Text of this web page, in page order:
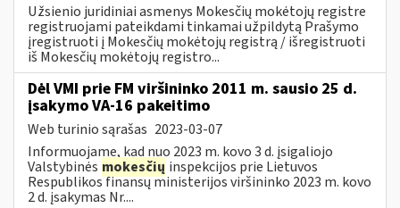
Užsienio juridiniai asmenys Mokesčių mokėtojų registre
registruojami pateikdami tinkamai užpildytą Prašymo
įregistruoti į Mokesčių mokėtojų registrą / išregistruoti
iš Mokesčių mokėtojų registro...
Dėl VMI prie FM viršininko 2011 m. sausio 25 d.
įsakymo VA-16 pakeitimo
Web turinio sąrašas 2023-03-07
Informuojame, kad nuo 2023 m. kovo 3 d. įsigaliojo
Valstybinės mokesčių inspekcijos prie Lietuvos
Respublikos finansų ministerijos viršininko 2023 m. kovo
2 d. įsakymas Nr....